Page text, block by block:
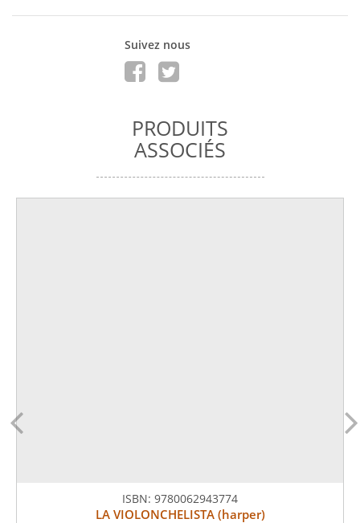
Suivez nous
PRODUITS
ASSOCIÉS
ISBN: 9780062943774
LA VIOLONCHELISTA (harper)